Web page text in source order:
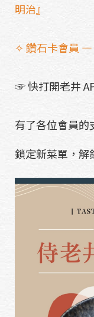
明治』
✧ 鑽石卡會員 —
☞ 快打開老井
有了各位會員
鎖定新菜單，解